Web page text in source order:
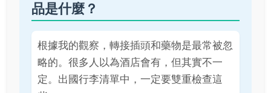
品是什麼？
根據我的觀察，轉接插頭和藥物是最常被忽
略的。很多人以為酒店會有，但其實不一
定。出國行李清單中，一定要雙重檢查這